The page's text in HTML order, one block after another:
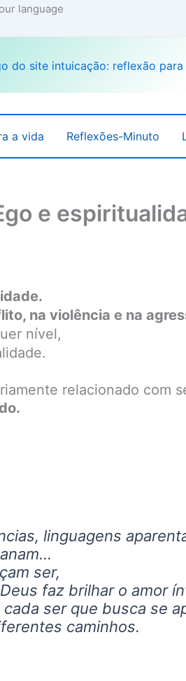
language
a vida Reflexões-Minuto
e
na violência e na
nível,
relacionado com
linguagens
ser,
faz brilhar o amor
ser que busca se
caminhos.